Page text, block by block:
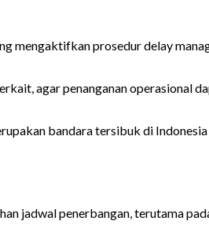
mengaktifkan prosedur delay
agar penanganan operasional
bandara tersibuk di
jadwal penerbangan, terutama